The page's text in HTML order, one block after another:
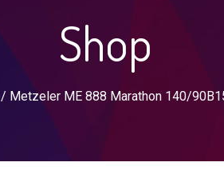
Shop
/ Metzeler ME 888 Marathon 140/